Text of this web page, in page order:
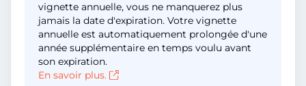
vignette annuelle, vous ne manquerez plus
jamais la date d'expiration. Votre vignette
annuelle est automatiquement prolongée d'une
année supplémentaire en temps voulu avant
son expiration.
En savoir plus.